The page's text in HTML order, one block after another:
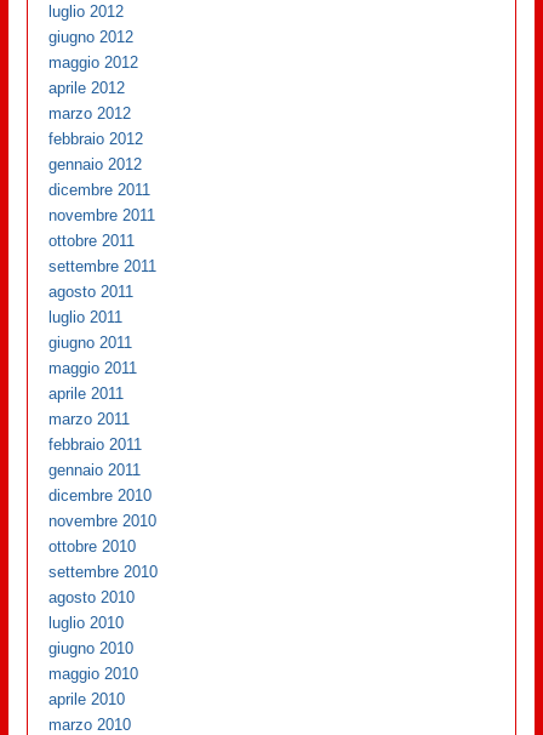
luglio 2012
giugno 2012
maggio 2012
aprile 2012
marzo 2012
febbraio 2012
gennaio 2012
dicembre 2011
novembre 2011
ottobre 2011
settembre 2011
agosto 2011
luglio 2011
giugno 2011
maggio 2011
aprile 2011
marzo 2011
febbraio 2011
gennaio 2011
dicembre 2010
novembre 2010
ottobre 2010
settembre 2010
agosto 2010
luglio 2010
giugno 2010
maggio 2010
aprile 2010
marzo 2010